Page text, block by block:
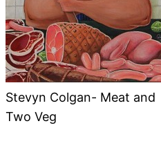
Stevyn Colgan- Meat and
Two Veg